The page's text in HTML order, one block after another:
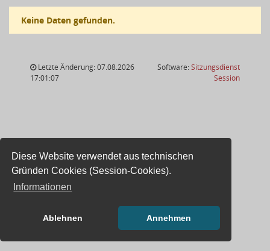
Diese Website verwendet aus technischen
Gründen Cookies (Session-Cookies).
Informationen
Ablehnen Annehmen
Keine Daten gefunden.
Letzte Änderung: 07.08.2026
17:01:07
Software:Sitzungsdienst
Session(Wird in